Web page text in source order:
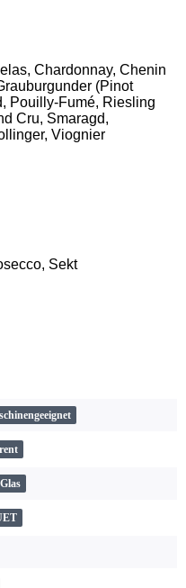
Chardonnay, Chenin
(Pinot
Pouilly-Fumé, Riesling
Cru, Smaragd,
Viognier
Sekt